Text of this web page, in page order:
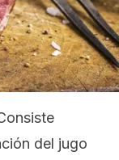
del jugo